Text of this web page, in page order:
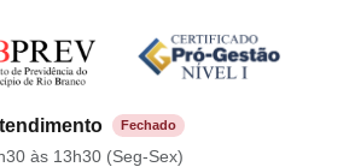
Fechado
às 13h30 (Seg-Sex)